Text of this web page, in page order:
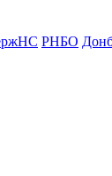
РНБО